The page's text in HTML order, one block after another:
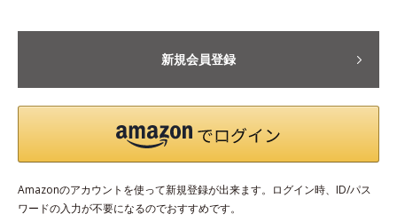
新規会員登録
Amazonのアカウントを使って新規登録が出来ます。ログイン時、ID/パス
ワードの入力が不要になるのでおすすめです。